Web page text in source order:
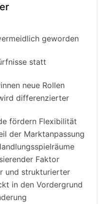
geworden
statt
neue Rollen
differenzierter
fördern Flexibilität
der Marktanpassung
Faktor
und strukturierter
in den Vordergrund